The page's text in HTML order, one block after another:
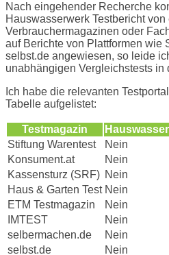
Nach eingehender Recherche
Hauswasserwerk Testbericht von
Verbrauchermagazinen oder
auf Berichte von Plattformen wie
selbst.de angewiesen, so leide
unabhängigen Vergleichstests in
Ich habe die relevanten
Tabelle aufgelistet:
Testmagazin
Stiftung Warentest
Nein
Konsument.at
Nein
Kassensturz (SRF) Nein
Haus & Garten Test Nein
ETM Testmagazin
Nein
IMTEST
Nein
selbermachen.de
Nein
selbst.de
Nein